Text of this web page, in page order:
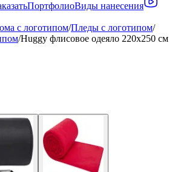
ПортфолиоВиды нанесения
с логотипом/Пледы с логотипом/
/Huggy флисовое одеяло 220x250 см